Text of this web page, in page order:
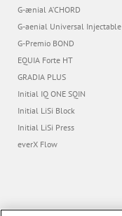
G-ænial A’CHORD
G-aenial Universal Injectable
G-Premio BOND
EQUIA Forte HT
GRADIA PLUS
Initial IQ ONE SQIN
Initial LiSi Block
Initial LiSi Press
everX Flow